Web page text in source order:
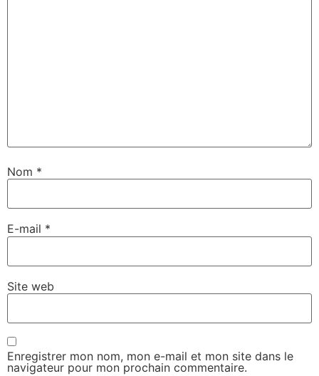
Nom *
E-mail *
Site web
Enregistrer mon nom, mon e-mail et mon site dans le
navigateur pour mon prochain commentaire.